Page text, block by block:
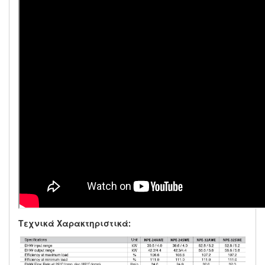
Τεχνικά Χαρακτηριστικά: